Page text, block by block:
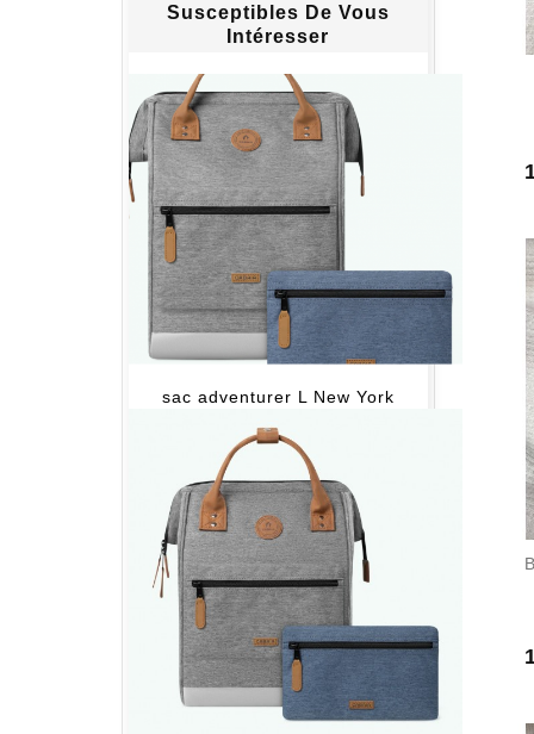
Susceptibles De Vous
Intéresser
sac adventurer L New York